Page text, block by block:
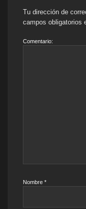
Tu dirección de
campos obligatorios
Comentario:
Nombre *